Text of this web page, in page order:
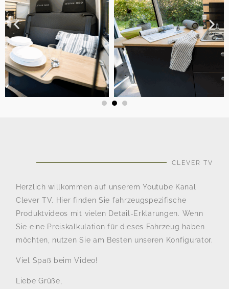
CLEVER TV
Herzlich willkommen auf unserem Youtube Kanal
Clever TV. Hier finden Sie fahrzeugspezifische
Produktvideos mit vielen Detail-Erklärungen. Wenn
Sie eine Preiskalkulation für dieses Fahrzeug haben
möchten, nutzen Sie am Besten unseren Konfigurator.
Viel Spaß beim Video!
Liebe Grüße,